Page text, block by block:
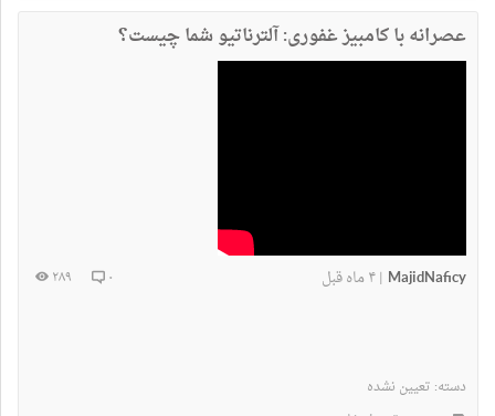
عصرانه با کامبیز غفوری: آلترناتیو شما چیست؟
MajidNaficy
|۴ ماه قبل ۰ ۲۸۹
دسته: تعیین نشده